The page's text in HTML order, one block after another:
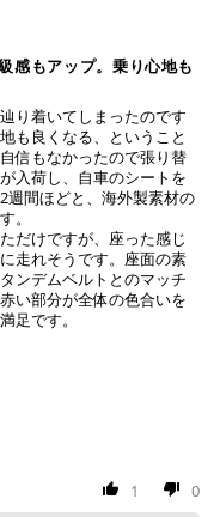
トベースの歪みや割
ートの形状に合わせて
態により弊社で作業
上返送させていただ
合外の車両と発覚
は、弊社は一切の責
ていただきますの
受けできかねます。
からご希望のお支払
だけで簡単に支払い
Payの利用登録が
感もアップ。乗り心地も
り着いてしまったのです
も良くなる、ということ
信もなかったので張り替
入荷し、自車のシートを
週間ほどと、海外製素材の
。
だけですが、座った感じ
走れそうです。座面の素
ンデムベルトとのマッチ
い部分が全体の色合いを
足です。
1 0